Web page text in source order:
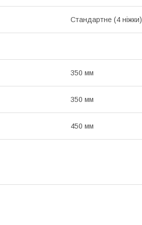
Стандартне (4 ніжки)
350 мм
350 мм
450 мм